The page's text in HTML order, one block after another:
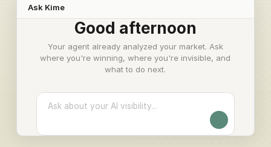
Ask Kime
Good afternoon
Your agent already analyzed your market. Ask
where you're winning, where you're invisible, and
what to do next.
Ask about your AI visibility...